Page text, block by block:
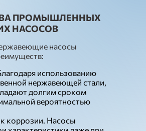
ПРОМЫШЛЕННЫХ
НАСОСОВ
насосы
использованию
нержавеющей стали,
долгим сроком
вероятностью
коррозии. Насосы